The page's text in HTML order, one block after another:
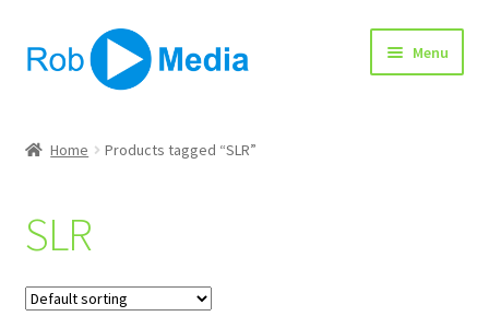
door
naar
Menu
Winkel
Afrekenen
Home Products tagged “SLR”
SLR